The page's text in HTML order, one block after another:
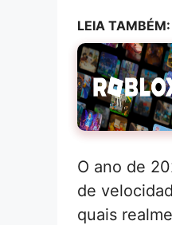
LEIA TAMBÉM:
O ano de
de
quais